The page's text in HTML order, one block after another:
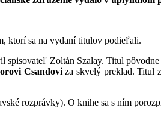
ktorí sa na vydaní titulov podieľali.
spisovateľ Zoltán Szalay. Titul
Csandoviza skvelý preklad. Titul
rozprávky). O knihe sa s ním